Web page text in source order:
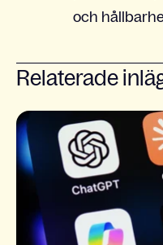
och
Relaterade